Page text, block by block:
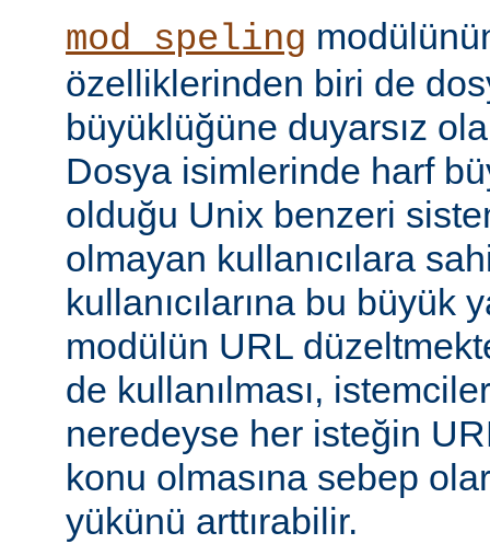
mod_speling
özelliklerinden biri de
büyüklüğüne duyarsız
Dosya isimlerinde harf
olduğu Unix benzeri
olmayan kullanıcılara
kullanıcılarına bu büyük
modülün URL
de kullanılması,
neredeyse her isteğin
konu olmasına sebep
yükünü arttırabilir.